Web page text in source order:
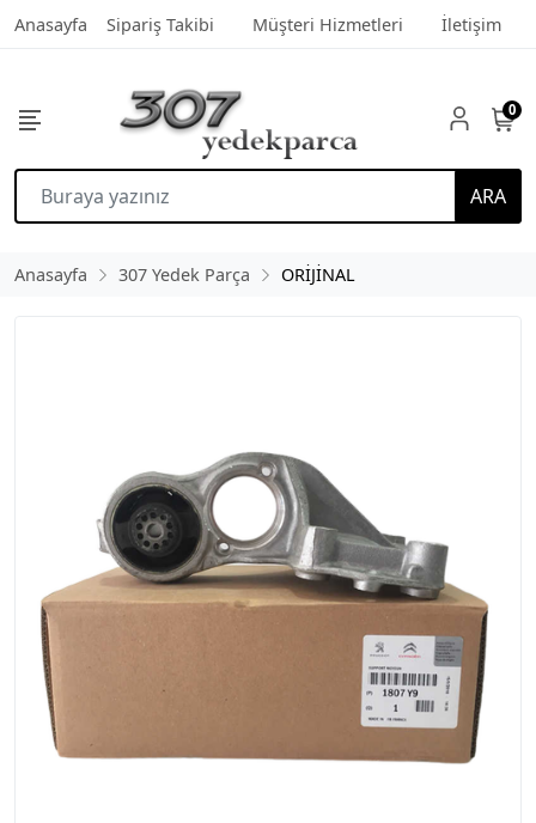
Anasayfa Sipariş Takibi Müşteri Hizmetleri İletişim
ARA
0
Anasayfa 307 Yedek Parça ORİJİNAL